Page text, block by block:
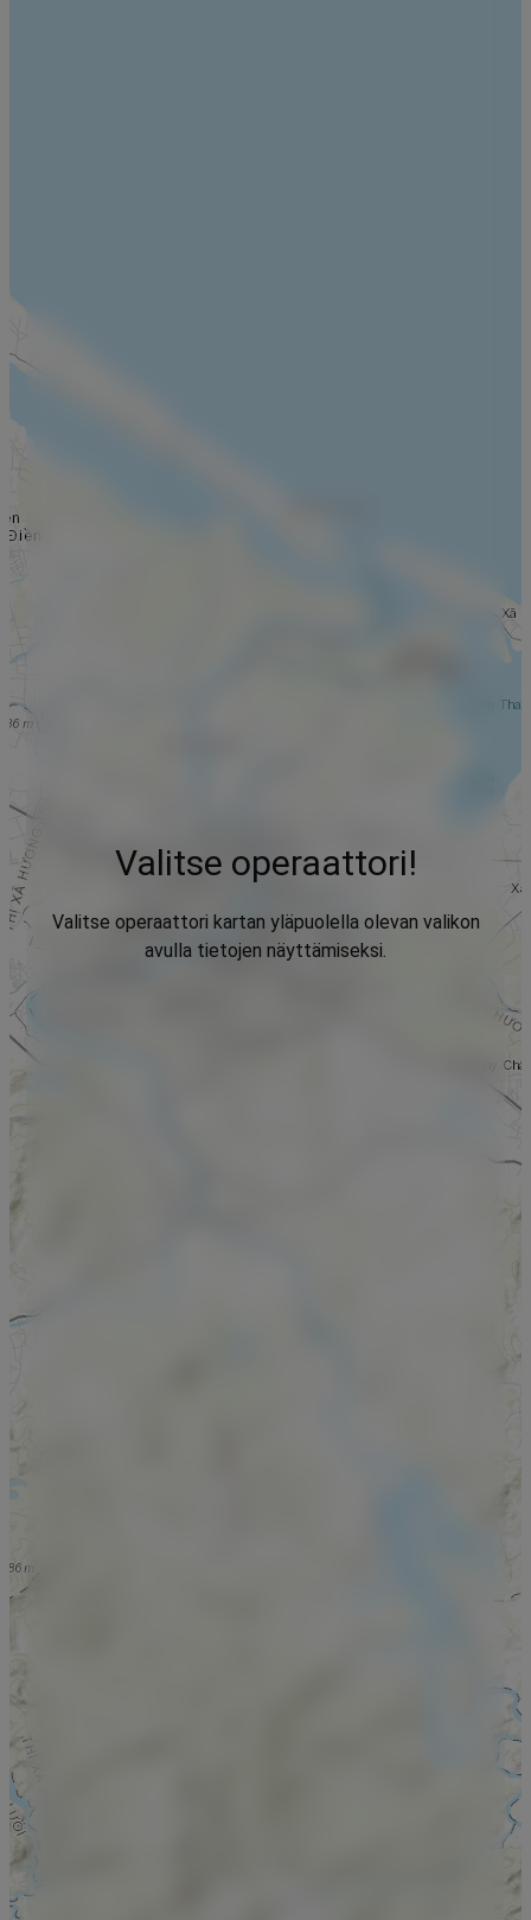
Valitse operaattori!
Valitse operaattori kartan yläpuolella olevan valikon
avulla tietojen näyttämiseksi.